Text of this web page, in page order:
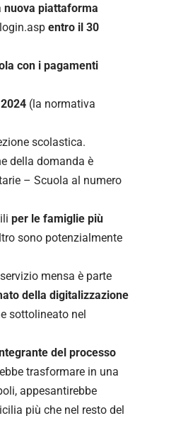
nuova piattaforma
entro il 30
con i pagamenti
(la normativa
scolastica.
della domanda è
– Scuola al numero
per le famiglie più
sono potenzialmente
mensa è parte
della digitalizzazione
sottolineato nel
del processo
trasformare in una
appesantirebbe
più che nel resto del